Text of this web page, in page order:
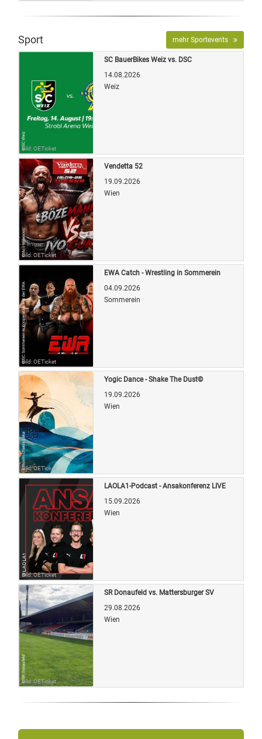
Sport mehr Sportevents
Bild: OETicket
SC BauerBikes Weiz vs. DSC
14.08.2026
Weiz
Bild: OETicket
Vendetta 52
19.09.2026
Wien
Bild: OETicket
EWA Catch - Wrestling in Sommerein
04.09.2026
Sommerein
Bild: OETicket
Yogic Dance - Shake The Dust©
19.09.2026
Wien
Bild: OETicket
LAOLA1-Podcast - Ansakonferenz LIVE
15.09.2026
Wien
Bild: OETicket
SR Donaufeld vs. Mattersburger SV
29.08.2026
Wien